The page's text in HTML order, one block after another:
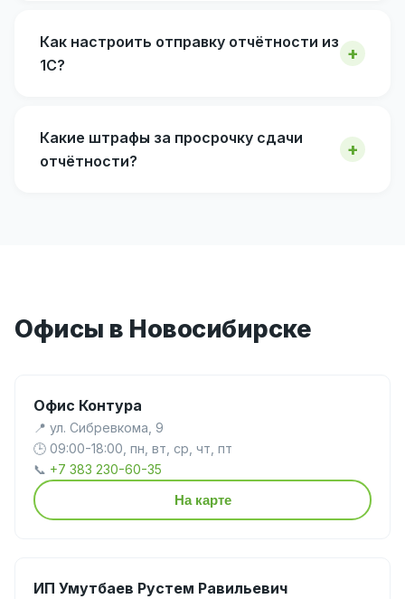
Как настроить отправку отчётности из
1С?
Какие штрафы за просрочку сдачи
отчётности?
Офисы в Новосибирске
Офис Контура
📍 ул. Сибревкома, 9
🕒 09:00-18:00, пн, вт, ср, чт, пт
📞 +7 383 230-60-35
На карте
ИП Умутбаев Рустем Равильевич